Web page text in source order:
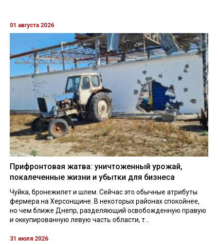
01 августа 2026
Прифронтовая жатва: уничтоженный урожай,
покалеченные жизни и убытки для бизнеса
Чуйка, бронежилет и шлем. Сейчас это обычные атрибуты
фермера на Херсонщине. В некоторых районах спокойнее,
но чем ближе Днепр, разделяющий освобожденную правую
и оккупированную левую часть области, т...
31 июля 2026